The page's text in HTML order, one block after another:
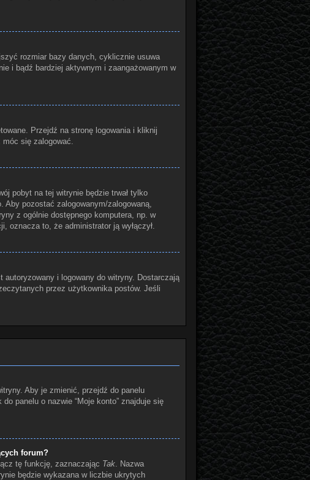
rozmiar bazy danych, cyklicznie usuwa
i bądź bardziej aktywnym i zaangażowanym w
Przejdź na stronę logowania i kliknij
móc się zalogować.
pobyt na tej witrynie będzie trwał tylko
pozostać zalogowanym/zalogowaną,
z ogólnie dostępnego komputera, np. w
oznacza to, że administrator ją wyłączył.
i logowany do witryny. Dostarczają
przez użytkownika postów. Jeśli
Aby je zmienić, przejdź do panelu
panelu o nazwie “Moje konto” znajduje się
forum?
tę funkcję, zaznaczając Tak. Nazwa
będzie wykazana w liczbie ukrytych